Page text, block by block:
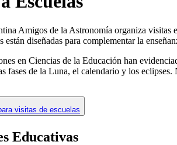
Amigos de la Astronomía organiza visitas
están diseñadas para complementar la
en Ciencias de la Educación han
fases de la Luna, el calendario y los
visitas de escuelas
Educativas